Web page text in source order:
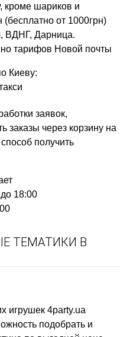
кроме шариков и
(бесплатно от 1000грн)
ВДНГ, Дарница.
тарифов Новой почты
Киеву:
заявок,
заказы через корзину на
получить
18:00
ТЕМАТИКИ В
игрушек 4party.ua
подобрать и